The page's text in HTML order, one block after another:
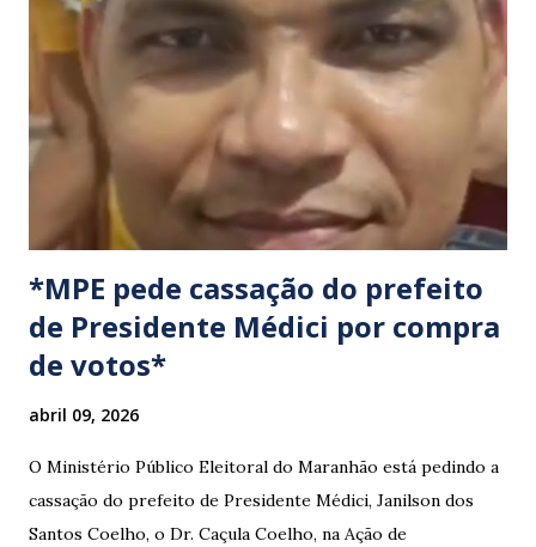
cumprimento de garantias e assistência aos trabalhadores
do setor. Motoristas que planejam trafegar por essas
regiões na data devem estar atentos a possíveis
congestionamentos e atrasos.
*MPE pede cassação do prefeito
de Presidente Médici por compra
de votos*
abril 09, 2026
O Ministério Público Eleitoral do Maranhão está pedindo a
cassação do prefeito de Presidente Médici, Janilson dos
Santos Coelho, o Dr. Caçula Coelho, na Ação de